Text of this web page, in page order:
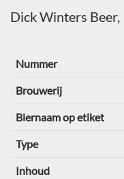
Dick Winters Beer,
Nummer
Brouwerij
Biernaam op etiket
Type
Inhoud